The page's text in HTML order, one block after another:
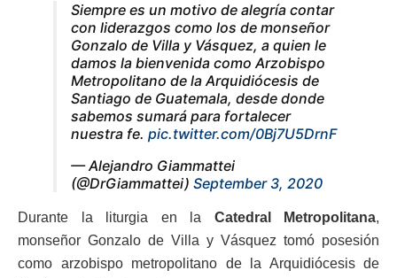
Siempre es un motivo de alegría contar
con liderazgos como los de monseñor
Gonzalo de Villa y Vásquez, a quien le
damos la bienvenida como Arzobispo
Metropolitano de la Arquidiócesis de
Santiago de Guatemala, desde donde
sabemos sumará para fortalecer
nuestra fe. pic.twitter.com/0Bj7U5DrnF
— Alejandro Giammattei
(@DrGiammattei) September 3, 2020
Durante la liturgia en la Catedral Metropolitana,
monseñor Gonzalo de Villa y Vásquez tomó posesión
como arzobispo metropolitano de la Arquidiócesis de